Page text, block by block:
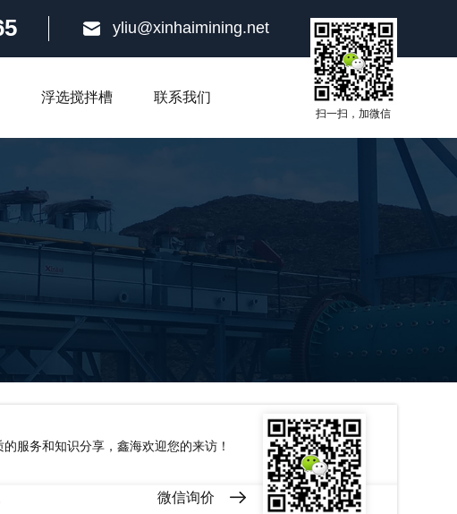
yliu@xinhaimining.net
扫一扫，加微信
浮选搅拌槽 联系我们
服务和知识分享，鑫海欢迎您的来访！
微信询价